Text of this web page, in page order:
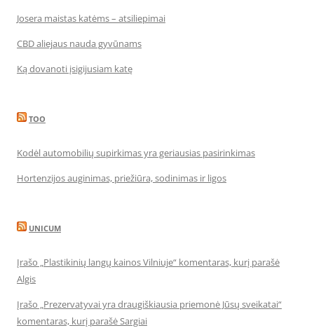
Josera maistas katėms – atsiliepimai
CBD aliejaus nauda gyvūnams
Ką dovanoti įsigijusiam katę
TOO
Kodėl automobilių supirkimas yra geriausias pasirinkimas
Hortenzijos auginimas, priežiūra, sodinimas ir ligos
UNICUM
Įrašo „Plastikinių langų kainos Vilniuje“ komentaras, kurį parašė
Algis
Įrašo „Prezervatyvai yra draugiškiausia priemonė Jūsų sveikatai“
komentaras, kurį parašė Sargiai